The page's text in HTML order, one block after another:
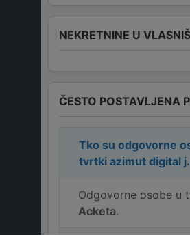
NEKRETNINE U
ČESTO POSTAVLJENA
Tko su odgovorne
tvrtki azimut digital
Odgovorne osobe u
Acketa.